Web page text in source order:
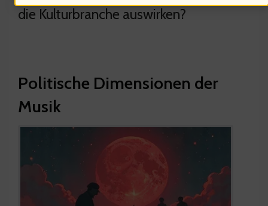
die Kulturbranche auswirken?
Politische Dimensionen der
Musik